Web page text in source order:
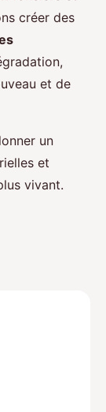
créer des
et de
un
et
vivant.